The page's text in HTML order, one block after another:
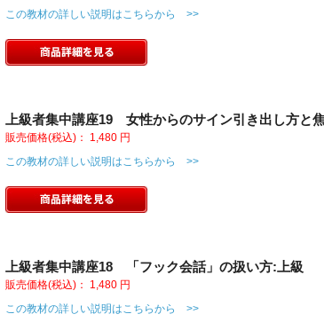
この教材の詳しい説明はこちらから >>
上級者集中講座19 女性からのサイン引き出し方と
販売価格(税込)： 1,480 円
この教材の詳しい説明はこちらから >>
上級者集中講座18 「フック会話」の扱い方:上級
販売価格(税込)： 1,480 円
この教材の詳しい説明はこちらから >>